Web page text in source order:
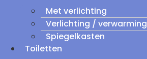
Met verlichting
Verlichting / verwarming
Spiegelkasten
Toiletten